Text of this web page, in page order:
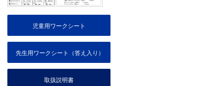
児童用ワークシート
先生用ワークシート（答え入り）
取扱説明書